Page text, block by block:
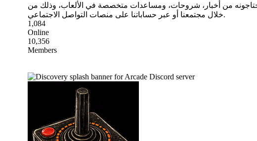
يحتاجونه من أخبار، شروحات، ومساعدات متخصصة في الألعاب، وذلك من
خلال مجتمعنا أو عبر حساباتنا على منصات التواصل الاجتماعي.
1,084
Online
10,356
Members